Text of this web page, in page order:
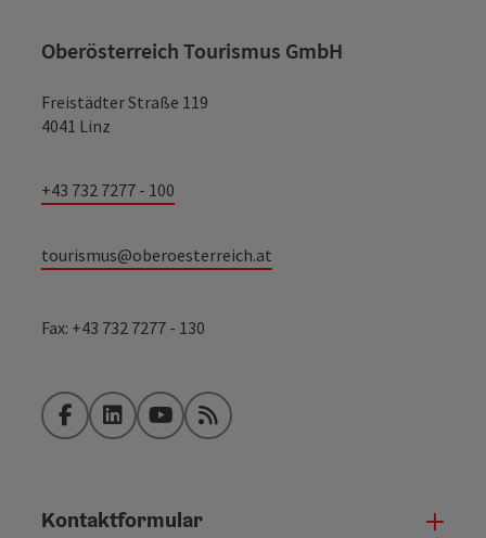
Oberösterreich Tourismus GmbH
Freistädter Straße 119
4041 Linz
+43 732 7277 - 100
tourismus@oberoesterreich.at
Fax: +43 732 7277 - 130
FacebookLinkedInYouTubeRSS-Feed
Kontaktformular